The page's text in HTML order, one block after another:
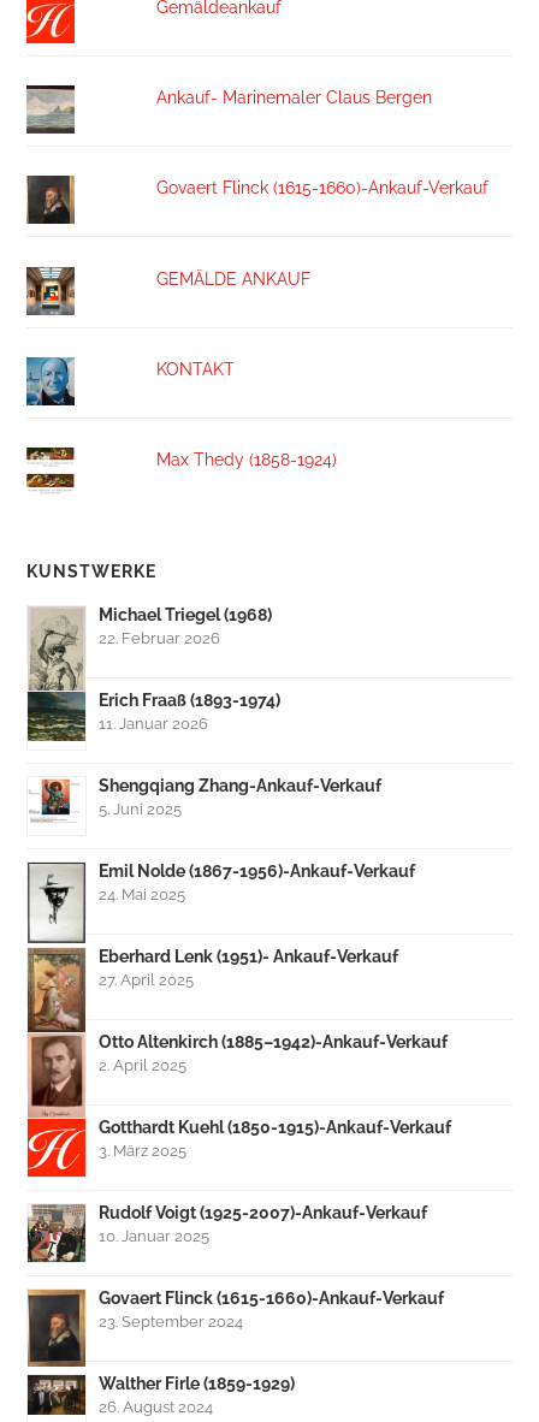
Gemäldeankauf
Ankauf- Marinemaler Claus Bergen
Govaert Flinck (1615-1660)-Ankauf-Verkauf
GEMÄLDE ANKAUF
KONTAKT
Max Thedy (1858-1924)
KUNSTWERKE
Michael Triegel (1968)
22. Februar 2026
Erich Fraaß (1893-1974)
11. Januar 2026
Shengqiang Zhang-Ankauf-Verkauf
5. Juni 2025
Emil Nolde (1867-1956)-Ankauf-Verkauf
24. Mai 2025
Eberhard Lenk (1951)- Ankauf-Verkauf
27. April 2025
Otto Altenkirch (1885–1942)-Ankauf-Verkauf
2. April 2025
Gotthardt Kuehl (1850-1915)-Ankauf-Verkauf
3. März 2025
Rudolf Voigt (1925-2007)-Ankauf-Verkauf
10. Januar 2025
Govaert Flinck (1615-1660)-Ankauf-Verkauf
23. September 2024
Walther Firle (1859-1929)
26. August 2024